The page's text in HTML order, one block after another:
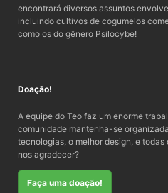
encontrará diversos assuntos
incluindo cultivos de cogumelos
como os do gênero Psilocybe!
Doação!
A equipe do Teo faz um enorme
comunidade mantenha-se
tecnologias, o melhor design, e
nos agradecer?
Faça uma doação!